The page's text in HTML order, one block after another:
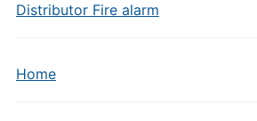
Distributor Fire alarm
Home